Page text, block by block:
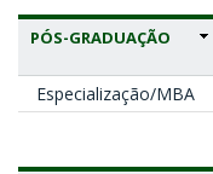
PÓS-GRADUAÇÃO
Especialização/MBA